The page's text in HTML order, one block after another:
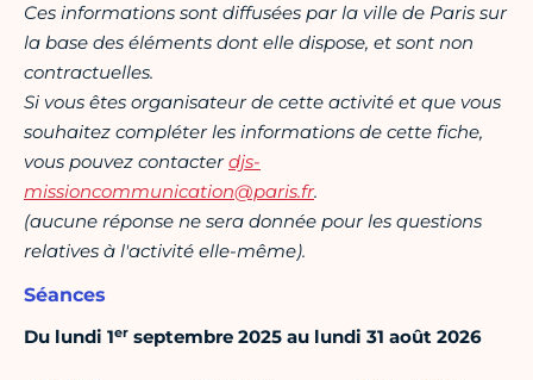
Ces informations sont diffusées par la ville de Paris sur
la base des éléments dont elle dispose, et sont non
contractuelles.
Si vous êtes organisateur de cette activité et que vous
souhaitez compléter les informations de cette fiche,
vous pouvez contacterdjs-
missioncommunication@paris.fr.
(aucune réponse ne sera donnée pour les questions
relatives à l'activité elle-même).
Séances
Du lundi 1er septembre 2025 au lundi 31 août 2026